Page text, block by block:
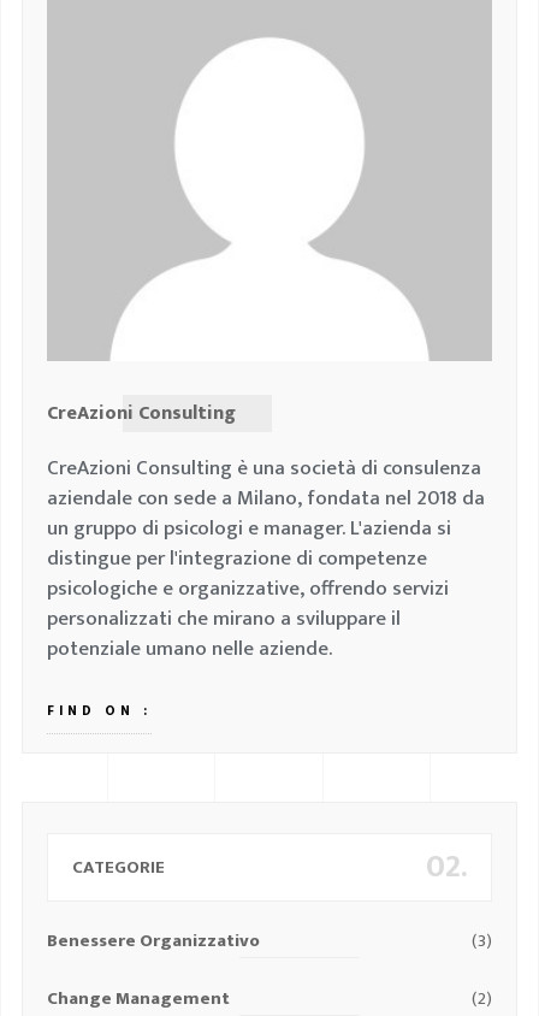
CreAzioni Consulting
CreAzioni Consulting è una società di consulenza
aziendale con sede a Milano, fondata nel 2018 da
un gruppo di psicologi e manager. L'azienda si
distingue per l'integrazione di competenze
psicologiche e organizzative, offrendo servizi
personalizzati che mirano a sviluppare il
potenziale umano nelle aziende.
FIND ON :
02.
CATEGORIE
Benessere Organizzativo
(3)
Change Management
(2)